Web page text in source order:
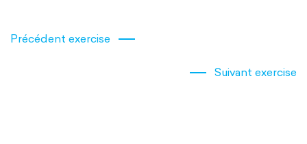
Précédent exercise
Suivant exercise